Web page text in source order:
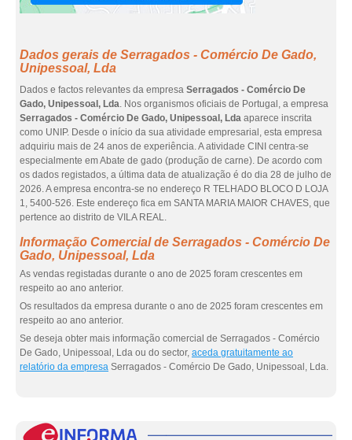
Dados gerais de Serragados - Comércio De Gado,
Unipessoal, Lda
Dados e factos relevantes da empresa Serragados - Comércio De
Gado, Unipessoal, Lda. Nos organismos oficiais de Portugal, a empresa
Serragados - Comércio De Gado, Unipessoal, Lda aparece inscrita
como UNIP. Desde o início da sua atividade empresarial, esta empresa
adquiriu mais de 24 anos de experiência. A atividade CINI centra-se
especialmente em Abate de gado (produção de carne). De acordo com
os dados registados, a última data de atualização é do dia 28 de julho de
2026. A empresa encontra-se no endereço R TELHADO BLOCO D LOJA
1, 5400-526. Este endereço fica em SANTA MARIA MAIOR CHAVES, que
pertence ao distrito de VILA REAL.
Informação Comercial de Serragados - Comércio De
Gado, Unipessoal, Lda
As vendas registadas durante o ano de 2025 foram crescentes em
respeito ao ano anterior.
Os resultados da empresa durante o ano de 2025 foram crescentes em
respeito ao ano anterior.
Se deseja obter mais informação comercial de Serragados - Comércio
De Gado, Unipessoal, Lda ou do sector, aceda gratuitamente ao
relatório da empresa Serragados - Comércio De Gado, Unipessoal, Lda.